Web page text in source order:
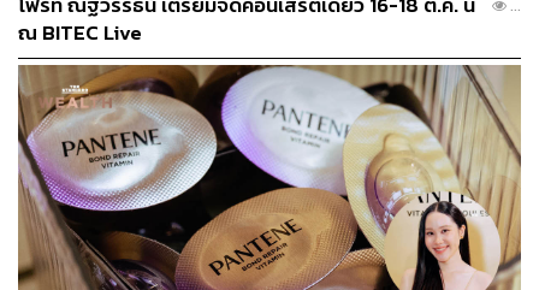
ไหนก็ควรมีขีดจำกัดว่าคุณยินดีเป็นหนี้เท่าไรเพื่อพวกเขา”
Matt Schulz กล่าว
“ผู้บริโภคไม่ชอบแนวคิด Dynamic Pricing แต่ทัศนคติแบบ
YOLO (You Only Live Once) กลับมาอีกครั้ง หลังจากการ
ระบาดใหญ่ และผลักดันให้เกิดความไม่แยแสในการใช้จ่าย
กับประสบการณ์ต่างๆ” Greg McBride หัวหน้านักวิเคราะห์
การเงินของ Bankrate.com กล่าว “เมื่อถึงจุดหนึ่งก็มีบาง
ประสบการณ์ที่ผู้บริโภคยอมจ่าย โดยไม่ยอมแพ้”
ณ BITEC Live
...